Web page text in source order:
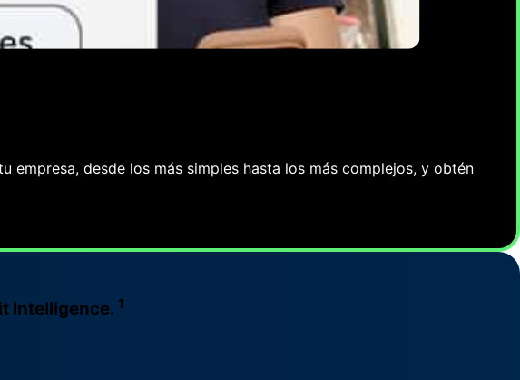
PRODUCTION DE RAPPORTS
Explorez vos données
desde los más simples hasta los más complejos, y obtén
Intelligence. 1